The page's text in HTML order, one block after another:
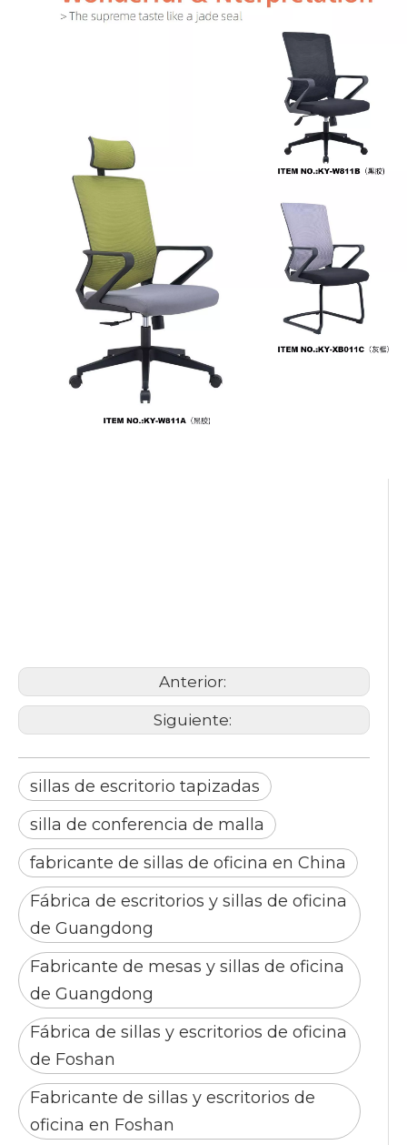
Anterior:
Siguiente:
sillas de escritorio tapizadas
silla de conferencia de malla
fabricante de sillas de oficina en China
Fábrica de escritorios y sillas de oficina
de Guangdong
Fabricante de mesas y sillas de oficina
de Guangdong
Fábrica de sillas y escritorios de oficina
de Foshan
Fabricante de sillas y escritorios de
oficina en Foshan